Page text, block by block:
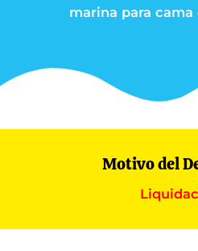
marina para cama
Motivo del